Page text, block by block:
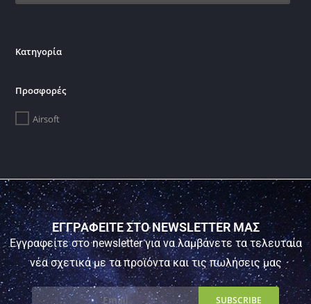
Κατηγορία
Προσφορές
Airsoft
ΕΓΓΡΑΦΕΙΤΕ ΣΤΟ NEWSLETTER ΜΑΣ
Εγγραφείτε στο newsletter για να λαμβάνετε τα τελευταία
νέα σχετικά με τα προϊόντα και τις πωλήσεις μας